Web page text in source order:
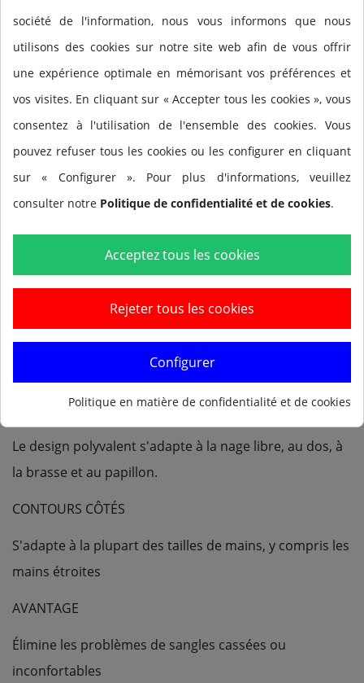
Description
La pagaie ne reste fixe que si le nageur maintient
l'avant-bras dans une position verticale élevée.
CONCEPTION NON CAOUTCHOUTEUSE
La forme ergonomique est conçue pour s'adapter aux
contours naturels de la main.
Le design convexe favorise l'adhérence dans l'eau.
CONVIENT AUX QUATRE STYLES DE NAGE
Le design polyvalent s'adapte à la nage libre, au dos, à
la brasse et au papillon.
CONTOURS CÔTÉS
S'adapte à la plupart des tailles de mains, y compris les
mains étroites
AVANTAGE
Élimine les problèmes de sangles cassées ou
inconfortables
société de l'information, nous vous informons que nous
utilisons des cookies sur notre site web afin de vous offrir
une expérience optimale en mémorisant vos préférences et
vos visites. En cliquant sur « Accepter tous les cookies », vous
consentez à l'utilisation de l'ensemble des cookies. Vous
pouvez refuser tous les cookies ou les configurer en cliquant
sur « Configurer ». Pour plus d'informations, veuillez
consulter notre Politique de confidentialité et de cookies.
Acceptez tous les cookies
Rejeter tous les cookies
Configurer
Politique en matière de confidentialité et de cookies